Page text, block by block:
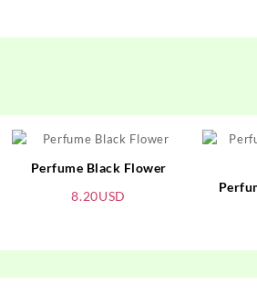
Perfume Black Flower
8.20USD